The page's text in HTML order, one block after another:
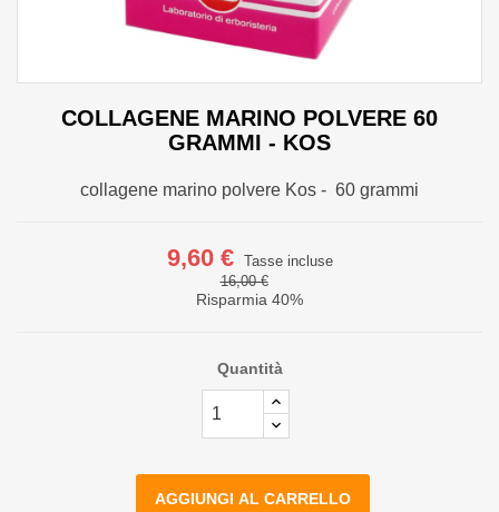
COLLAGENE MARINO POLVERE 60
GRAMMI - KOS
collagene marino polvere Kos - 60 grammi
9,60 €
Tasse incluse
16,00 €
Risparmia 40%
Quantità
AGGIUNGI AL CARRELLO